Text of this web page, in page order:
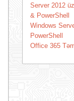
Server 2012
& PowerShell
Windows
PowerShell
Office 365